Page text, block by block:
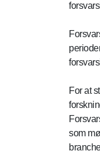
For at
som